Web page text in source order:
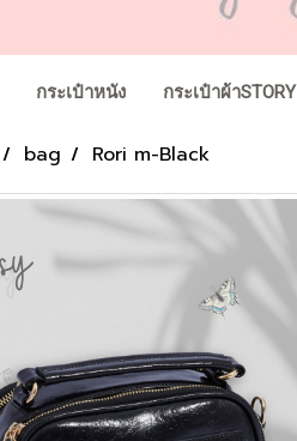
กระเป๋าหนัง กระเป๋าผ้าSTORY
bag Rori m-Black